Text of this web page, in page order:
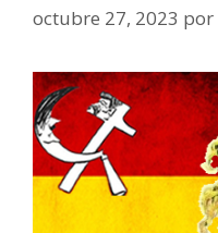
octubre 27, 2023 por